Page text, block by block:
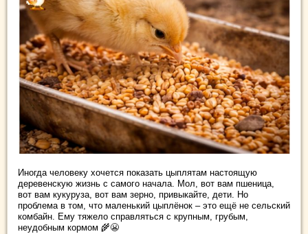
Иногда человеку хочется показать цыплятам настоящую
деревенскую жизнь с самого начала. Мол, вот вам пшеница,
вот вам кукуруза, вот вам зерно, привыкайте, дети. Но
проблема в том, что маленький цыплёнок – это ещё не сельский
комбайн. Ему тяжело справляться с крупным, грубым,
неудобным кормом 🌾😬